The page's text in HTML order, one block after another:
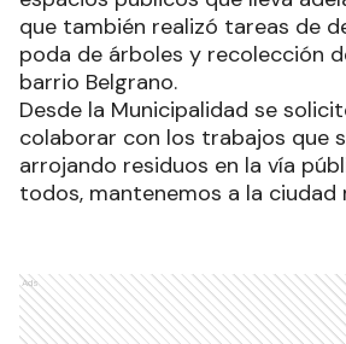
que también realizó tareas de
poda de árboles y recolección
barrio Belgrano.
Desde la Municipalidad se
colaborar con los trabajos que
arrojando residuos en la vía
todos, mantenemos a la ciudad
Ads